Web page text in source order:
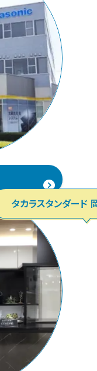
タカラスタンダード